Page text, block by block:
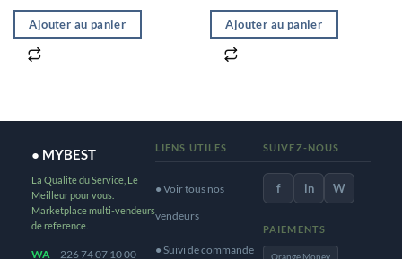
Ajouter au panier Ajouter au panier
● MYBEST
La Qualite du Service, Le
Meilleur pour vous.
Marketplace multi-vendeurs
de reference.
WA +226 74 07 10 00
LIENS UTILES
● Voir tous nos
vendeurs
● Suivi de commande
SUIVEZ-NOUS
f in W
PAIEMENTS
Orange Money